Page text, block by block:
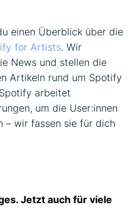
einen Überblick über die
for Artists. Wir
News und stellen die
Artikeln rund um Spotify
arbeitet
um die User:innen
– wir fassen sie für dich
Jetzt auch für viele